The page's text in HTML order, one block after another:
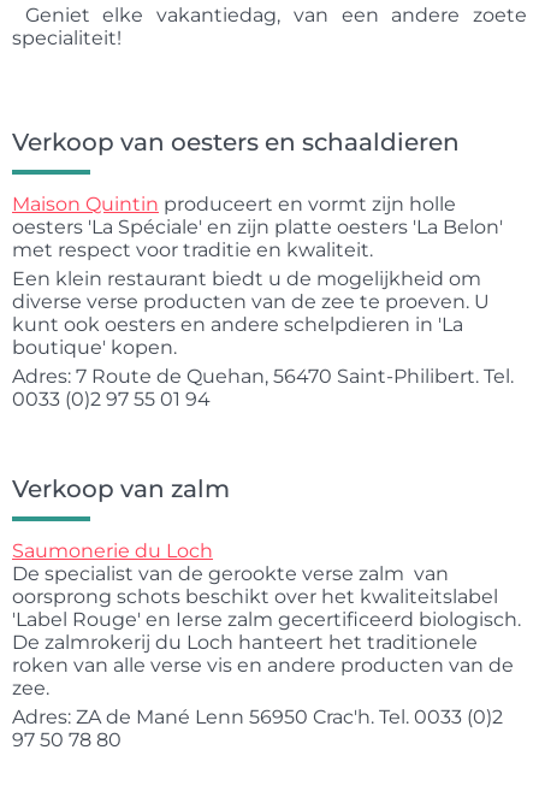
Geniet elke vakantiedag, van een andere zoete
specialiteit!
Verkoop van oesters en schaaldieren
Maison Quintin produceert en vormt zijn holle
oesters 'La Spéciale' en zijn platte oesters 'La Belon'
met respect voor traditie en kwaliteit.
Een klein restaurant biedt u de mogelijkheid om
diverse verse producten van de zee te proeven. U
kunt ook oesters en andere schelpdieren in 'La
boutique' kopen.
Adres: 7 Route de Quehan, 56470 Saint-Philibert. Tel.
0033 (0)2 97 55 01 94
Verkoop van zalm
Saumonerie du Loch
De specialist van de gerookte verse zalm van
oorsprong schots beschikt over het kwaliteitslabel
'Label Rouge' en Ierse zalm gecertificeerd biologisch.
De zalmrokerij du Loch hanteert het traditionele
roken van alle verse vis en andere producten van de
zee.
Adres: ZA de Mané Lenn 56950 Crac'h. Tel. 0033 (0)2
97 50 78 80